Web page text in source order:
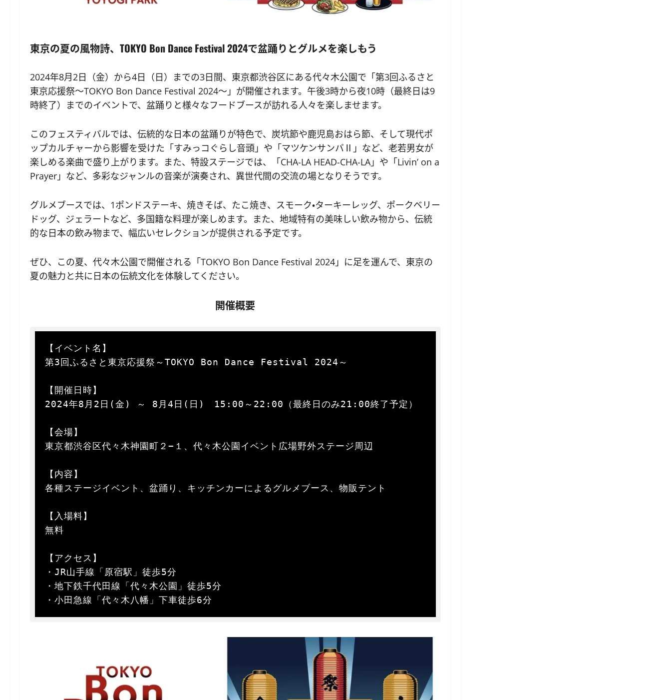
東京の夏の風物詩、TOKYO Bon Dance Festival 2024で盆踊りとグルメを楽しもう
2024年8月2日（金）から4日（日）までの3日間、東京都渋谷区にある代々木公園で「第3回ふるさと
東京応援祭～TOKYO Bon Dance Festival 2024～」が開催されます。午後3時から夜10時（最終日は9
時終了）までのイベントで、盆踊りと様々なフードブースが訪れる人々を楽しませます。
このフェスティバルでは、伝統的な日本の盆踊りが特色で、炭坑節や鹿児島おはら節、そして現代ポ
ップカルチャーから影響を受けた「すみっコぐらし音頭」や「マツケンサンバⅡ」など、老若男女が
楽しめる楽曲で盛り上がります。また、特設ステージでは、「CHA-LA HEAD-CHA-LA」や「Livin’ on a
Prayer」など、多彩なジャンルの音楽が演奏され、異世代間の交流の場となりそうです。
グルメブースでは、1ポンドステーキ、焼きそば、たこ焼き、スモーク・ターキーレッグ、ポークベリー
ドッグ、ジェラートなど、多国籍な料理が楽しめます。また、地域特有の美味しい飲み物から、伝統
的な日本の飲み物まで、幅広いセレクションが提供される予定です。
ぜひ、この夏、代々木公園で開催される「TOKYO Bon Dance Festival 2024」に足を運んで、東京の
夏の魅力と共に日本の伝統文化を体験してください。
開催概要
【イベント名】
第3回ふるさと東京応援祭～TOKYO Bon Dance Festival 2024～
【開催日時】
2024年8月2日(金) ～ 8月4日(日)　15:00～22:00（最終日のみ21:00終了予定）
【会場】
東京都渋谷区代々木神園町２−１、代々木公園イベント広場野外ステージ周辺
【内容】
各種ステージイベント、盆踊り、キッチンカーによるグルメブース、物販テント
【入場料】
無料
【アクセス】
・JR山手線「原宿駅」徒歩5分
・地下鉄千代田線「代々木公園」徒歩5分